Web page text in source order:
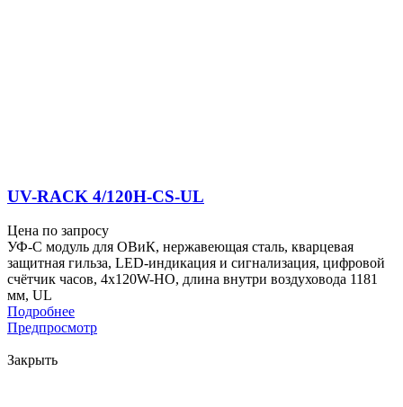
UV-RACK 4/120H-CS-UL
Цена по запросу
УФ-С модуль для ОВиК, нержавеющая сталь, кварцевая
защитная гильза, LED-индикация и сигнализация, цифровой
счётчик часов, 4x120W-HO, длина внутри воздуховода 1181
мм, UL
Подробнее
Предпросмотр
Закрыть